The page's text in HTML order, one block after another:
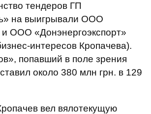
тендеров ГП
на выигрывали ООО
ООО «Донэнергоэкспорт»
интересов Кропачева).
попавший в поле зрения
около 380 млн грн. в 129
вел вялотекущую